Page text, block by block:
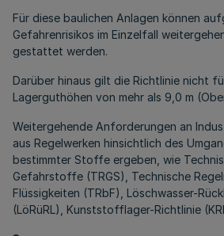
Für diese baulichen Anlagen können
Gefahrenrisikos im Einzelfall
gestattet werden.
Darüber hinaus gilt die Richtlinie nicht
Lagerguthöhen von mehr als 9,0 m
Weitergehende Anforderungen an
aus Regelwerken hinsichtlich des
bestimmter Stoffe ergeben, wie
Gefahrstoffe (TRGS), Technische
Flüssigkeiten (TRbF), Löschwasser-
(LöRüRL), Kunststofflager-Richtlinie